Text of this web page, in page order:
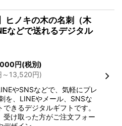
ヒノキの木の名刺（木
などで送れるデジタル
円(税別)
～13,520円)
やSNSなどで、気軽にプレ
を、LINEやメール、SNSな
できるデジタルギフトです。
受け取った方がご注文フォー